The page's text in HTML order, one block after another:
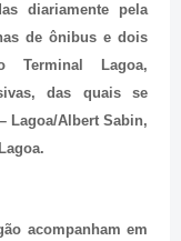
diariamente pela
de ônibus e dois
Terminal Lagoa,
das quais se
Lagoa/Albert Sabin,
acompanham em